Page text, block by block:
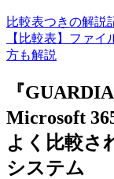
比較表つきの解説
【比較表】ファ
方も解説
『
Microsoft
よく比較さ
システム